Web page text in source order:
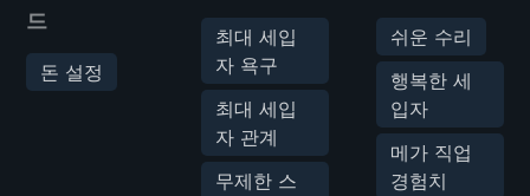
드
돈 설정
최대 세입
자 욕구
최대 세입
자 관계
무제한 스
쉬운 수리
행복한 세
입자
메가 직업
경험치